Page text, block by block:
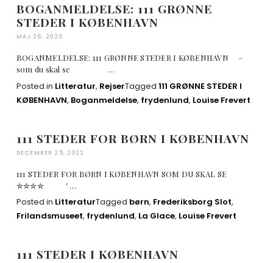
BOGANMELDELSE: 111 GRØNNE
STEDER I KØBENHAVN
MAJ 26, 2023
BOGANMELDELSE: 111 GRØNNE STEDER I KØBENHAVN –
som du skal se …
Posted in Litteratur, RejserTagged 111 GRØNNE STEDER I
KØBENHAVN, Boganmeldelse, frydenlund, Louise Frevert
111 STEDER FOR BØRN I KØBENHAVN
DECEMBER 25, 2022
111 STEDER FOR BØRN I KØBENHAVN SOM DU SKAL SE
✮✮✮✮ ' …
Posted in LitteraturTagged børn, Frederiksborg Slot,
Frilandsmuseet, frydenlund, La Glace, Louise Frevert
111 STEDER I KØBENHAVN